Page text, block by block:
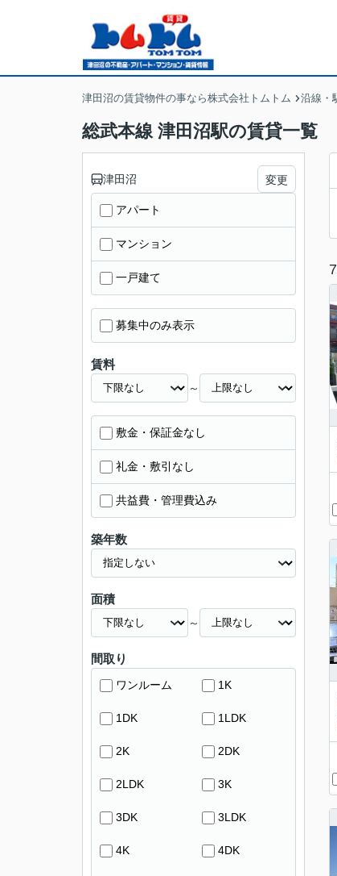
津田沼の賃貸物件の事なら株式会社トムトム 沿線・
総武本線 津田沼駅の賃貸一覧
津田沼 変更
アパート
マンション
一戸建て
募集中のみ表示
賃料
～
敷金・保証金なし
礼金・敷引なし
共益費・管理費込み
築年数
面積
～
間取り
ワンルーム 1K
1DK 1LDK
2K 2DK
2LDK 3K
3DK 3LDK
4K 4DK